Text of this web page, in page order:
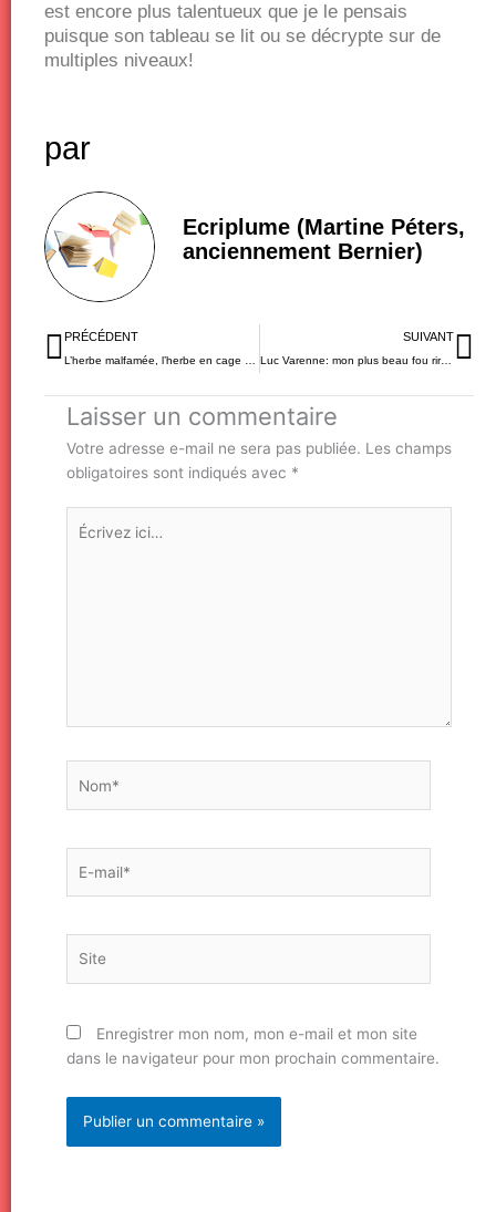
est encore plus talentueux que je le pensais
puisque son tableau se lit ou se décrypte sur de
multiples niveaux!
par
Ecriplume (Martine Péters,
anciennement Bernier)
Précédent
PRÉCÉDENT SUIVANT
Luc Varenne: mon plus beau fou rire radiophonique
Laisser un commentaire
Votre adresse e-mail ne sera pas publiée. Les champs
obligatoires sont indiqués avec *
Écrivez
ici…
mail*
Enregistrer mon nom, mon e-mail et mon site
dans le navigateur pour mon prochain commentaire.